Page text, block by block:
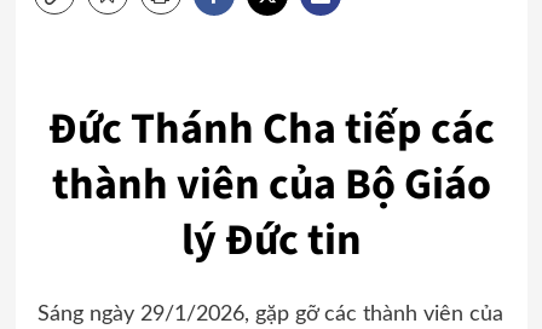
Đức Thánh Cha tiếp các
thành viên của Bộ Giáo
lý Đức tin
Sáng ngày 29/1/2026, gặp gỡ các thành viên của